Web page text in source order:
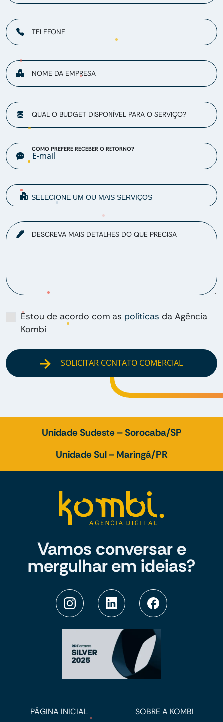
TELEFONE
NOME DA EMPRESA
QUAL O BUDGET DISPONÍVEL PARA O SERVIÇO?
COMO PREFERE RECEBER O RETORNO?
DESCREVA MAIS DETALHES DO QUE PRECISA
Estou de acordo com as políticas da Agência
Kombi
SOLICITAR CONTATO COMERCIAL
Unidade Sudeste – Sorocaba/SP
Unidade Sul – Maringá/PR
Vamos conversar e
mergulhar em ideias?
PÁGINA INICIAL SOBRE A KOMBI